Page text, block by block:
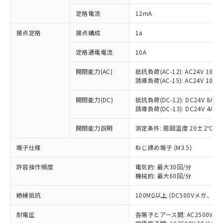
定格電流 12mA
接点定格 接点構成 1a
定格通電電流 10A
開閉能力(AC)
抵抗負荷(AC-12): AC24V 10A/
誘導負荷(AC-15): AC24V
開閉能力(DC)
抵抗負荷(DC-12): DC24V 8A/
誘導負荷(DC-13): DC24V 4A/
開閉能力説明 測定条件: 周囲温度 20±2℃、
端子仕様 ねじ締め端子 (M3.5)
許容操作頻度
電気的: 最大30回/分
機械的: 最大60回/分
絶縁抵抗 100MΩ以上 (DC500Vメガ、点
耐電圧
各端子とアース間: AC2500V
ご利用条件
以下の条件をお読みいただき、同意のうえ
本サービスは、当社制御機器事業取扱
商品の当社在庫状況および標準価格
(税抜)を提供させていただくもので
当社制御機器事業取扱商品の中には、
本サービスの対象外となる商品もある
ことをご了承ください。
在庫状況および標準価格照会結果は、
記載している更新日時点での社内デー
タに基づき作成されるものであり、閲
準価格とは異なる場合があることをご
対応済み：EU RoHS指令（10物質）の
非含有に対応した製品が提供可能な商品で
対応予定：EU RoHS指令（10物質）の非含
有に対応した製品に切り替える予定のある
対応予定なし：EU RoHS指令（10物質）の
非含有に非対応の商品で、対応品を出す予
調査・確認中：EU RoHS指令（10物質）の
非含有の対応状況を調査中または確認中の
非該当品：ライセンス料など無形物で、有
害物質有無と関係のない商品です。
仕入先様の事情により、非含有部品として
いたものが、含有品と判明した場合などや
むを得ず変更することがあります。
*EU RoHS指令（10物質）：
鉛(Pb) 1000ppm以下、 水銀(Hg) 1000ppm以下、 カド
六価クロム(Cr(Ⅵ)) 1000ppm以下、ポリ臭化ビフェニル
「○」：最大均質材料含有率が中国RoHSの
基準値以下であることを示します。
「×」：最大均質材料含有率が中国RoHSの
基準値を超えていることを示します。
「－」：未確認です。当社販売部門へお問
当社は、これら貴社製品のうち、外国
為替および外国貿易法に定める商品
（以下｢規制貨物等」という）を輸出
または国外への提供する場合は、日本
国政府の輸出許可(または役務取引許
可)を取得するなどの必要な手続きを